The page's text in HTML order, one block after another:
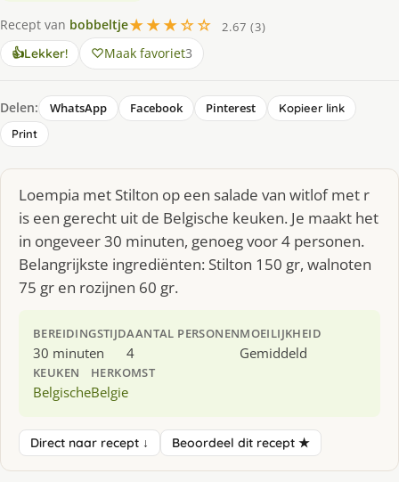
Recept van bobbeltje★★★☆☆
2.67 (3)
👍Lekker! Maak favoriet3
Delen: WhatsApp Facebook Pinterest
Kopieer link
Print
Loempia met Stilton op een salade van witlof met r
is een gerecht uit de Belgische keuken. Je maakt het
in ongeveer 30 minuten, genoeg voor 4 personen.
Belangrijkste ingrediënten: Stilton 150 gr, walnoten
75 gr en rozijnen 60 gr.
BEREIDINGSTIJD
30 minuten
AANTAL PERSONEN
4
MOEILIJKHEID
Gemiddeld
KEUKEN
Belgische
HERKOMST
Belgie
Direct naar recept ↓ Beoordeel dit recept ★